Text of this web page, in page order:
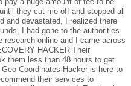
they cut me off and stopped all
and devastated, I realized there
I had gone to the authorities
research online and I came across
HACKER Their
them less than 48 hours to get
Coordinates Hacker is here to
their services to